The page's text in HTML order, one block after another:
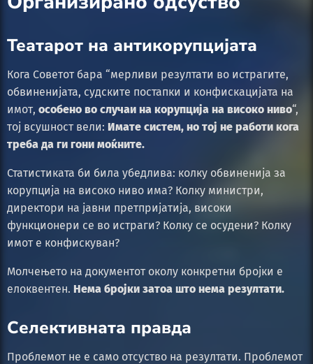
Театарот на антикорупцијата
Кога Советот бара “мерливи резултати во истрагите,
обвиненијата, судските постапки и конфискацијата на
имот, особено во случаи на корупција на високо ниво“,
тој всушност вели: Имате систем, но тој не работи кога
треба да ги гони моќните.
Статистиката би била убедлива: колку обвиненија за
корупција на високо ниво има? Колку министри,
директори на јавни претпријатија, високи
функционери се во истраги? Колку се осудени? Колку
имот е конфискуван?
Молчењето на документот околу конкретни бројки е
елоквентен. Нема бројки затоа што нема резултати.
Селективната правда
Проблемот не е само отсуство на резултати. Проблемот